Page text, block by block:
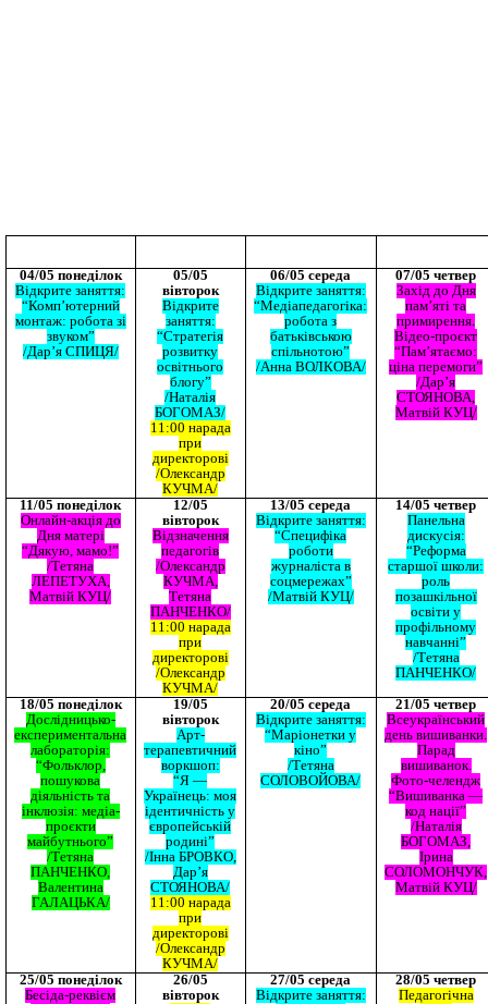
04/05 понеділок
Відкрите заняття:
“Комп’ютерний
монтаж: робота зі
звуком”
/Дар’я СПИЦЯ/
05/05
вівторок
Відкрите
заняття:
“Стратегія
розвитку
освітнього
блогу”
/Наталія
БОГОМАЗ/
11:00 нарада
при
директорові
/Олександр
КУЧМА/
06/05 середа
Відкрите заняття:
“Медіапедагогіка:
робота з
батьківською
спільнотою”
/Анна ВОЛКОВА/
07/05 четвер
Захід до Дня
пам’яті та
примирення.
Відео-проєкт
“Пам’ятаємо:
ціна перемоги”
/Дар’я
СТОЯНОВА,
Матвій КУЦ/
11/05 понеділок
Онлайн-акція до
Дня матері
“Дякую, мамо!”
/Тетяна
ЛЕПЕТУХА,
Матвій КУЦ/
12/05
вівторок
Відзначення
педагогів
/Олександр
КУЧМА,
Тетяна
ПАНЧЕНКО/
11:00 нарада
при
директорові
/Олександр
КУЧМА/
13/05 середа
Відкрите заняття:
“Специфіка
роботи
журналіста в
соцмережах”
/Матвій КУЦ/
14/05 четвер
Панельна
дискусія:
“Реформа
старшої школи:
роль
позашкільної
освіти у
профільному
навчанні”
/Тетяна
ПАНЧЕНКО/
18/05 понеділок
Дослідницько-
експериментальна
лабораторія:
“Фольклор,
пошукова
діяльність та
інклюзія: медіа-
проєкти
майбутнього”
/Тетяна
ПАНЧЕНКО,
Валентина
ГАЛАЦЬКА/
19/05
вівторок
Арт-
терапевтичний
воркшоп:
“Я —
Українець: моя
ідентичність у
європейській
родині”
/Інна БРОВКО,
Дар’я
СТОЯНОВА/
11:00 нарада
при
директорові
/Олександр
КУЧМА/
20/05 середа
Відкрите заняття:
“Маріонетки у
кіно”
/Тетяна
СОЛОВОЙОВА/
21/05 четвер
Всеукраїнський
день вишиванки.
Парад
вишиванок.
Фото-челендж
“Вишиванка —
код нації”
/Наталія
БОГОМАЗ,
Ірина
СОЛОМОНЧУК,
Матвій КУЦ/
25/05 понеділок
Бесіда-реквієм
26/05
вівторок
27/05 середа
Відкрите заняття:
28/05 четвер
Педагогічна